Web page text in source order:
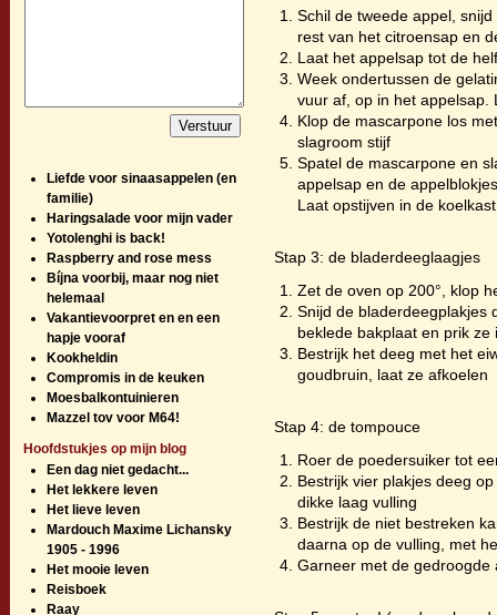
Liefde voor sinaasappelen (en
familie)
Haringsalade voor mijn vader
Yotolenghi is back!
Raspberry and rose mess
Bíjna voorbij, maar nog niet
helemaal
Vakantievoorpret en en een
hapje vooraf
Kookheldin
Compromis in de keuken
Moesbalkontuinieren
Mazzel tov voor M64!
Hoofdstukjes op mijn blog
Een dag niet gedacht...
Het lekkere leven
Het lieve leven
Mardouch Maxime Lichansky
1905 - 1996
Het mooie leven
Reisboek
Raay
Schil de tweede appel,
rest van het citroensap en
Laat het appelsap tot de
Week ondertussen de
vuur af, op in het appelsap.
Klop de mascarpone los
slagroom stijf
Spatel de mascarpone en
appelsap en de
Laat opstijven in de
Stap 3: de bladerdeeglaagjes
Zet de oven op 200°, klop
Snijd de bladerdeegplakjes
beklede bakplaat en prik ze
Bestrijk het deeg met het
goudbruin, laat ze afkoelen
Stap 4: de tompouce
Roer de poedersuiker tot
Bestrijk vier plakjes deeg
dikke laag vulling
Bestrijk de niet bestreken
daarna op de vulling, met
Garneer met de gedroogde